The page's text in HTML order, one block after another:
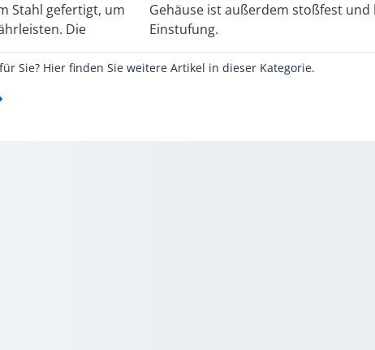
Stahl gefertigt, um
Die
und hat eine IK10-
Einstufung.
Sie? Hier finden Sie weitere Artikel in dieser Kategorie.